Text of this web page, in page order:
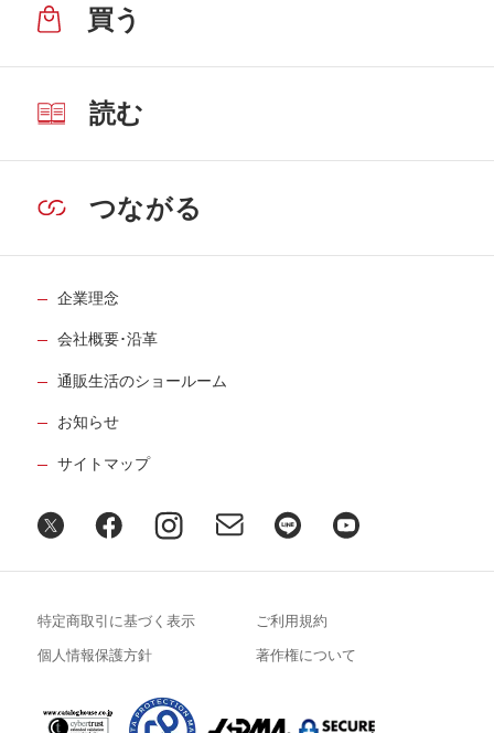
買う
読む
つながる
企業理念
会社概要･沿革
通販生活のショールーム
お知らせ
サイトマップ
特定商取引に基づく表示 ご利用規約
個人情報保護方針 著作権について